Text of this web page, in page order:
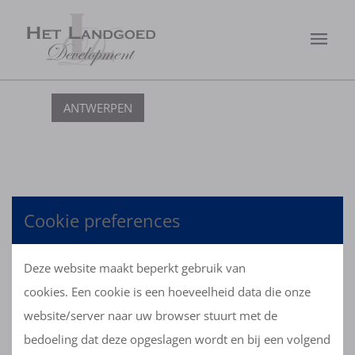
ANTWERPEN
OVERZICHT
Cookie preferences
Deze website maakt beperkt gebruik van
cookies. Een cookie is een hoeveelheid data die onze
website/server naar uw browser stuurt met de
bedoeling dat deze opgeslagen wordt en bij een volgend